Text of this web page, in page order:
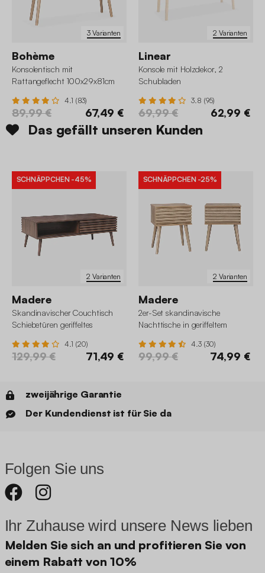
3 Varianten
Bohème
Konsolentisch mit
Rattangeflecht 100x29x81cm
4.1 (83)
89,99 € 67,49 €
2 Varianten
Linear
Konsole mit Holzdekor, 2
Schubladen
3.8 (95)
69,99 € 62,99 €
Das gefällt unseren Kunden
2 Varianten
SCHNÄPPCHEN -45%
Madere
Skandinavischer Couchtisch
Schiebetüren geriffeltes
4.1 (20)
129,99 € 71,49 €
2 Varianten
SCHNÄPPCHEN -25%
Madere
2er-Set skandinavische
Nachttische in geriffeltem
4.3 (30)
99,99 € 74,99 €
zweijährige Garantie
Der Kundendienst ist für Sie da
Folgen Sie uns
Ihr Zuhause wird unsere News lieben
Melden Sie sich an und profitieren Sie von
einem Rabatt von 10%